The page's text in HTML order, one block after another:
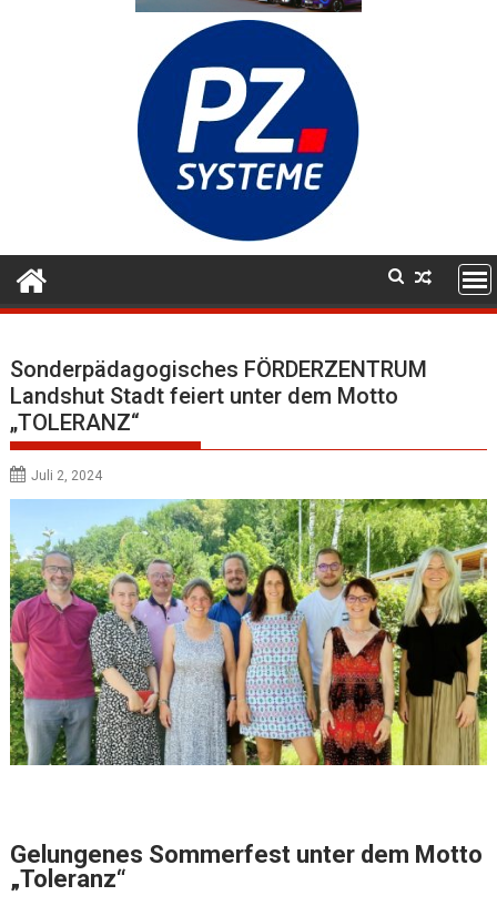
Sonderpädagogisches FÖRDERZENTRUM
Landshut Stadt feiert unter dem Motto
„TOLERANZ“
Juli 2, 2024
Gelungenes Sommerfest unter dem Motto
„Toleranz“